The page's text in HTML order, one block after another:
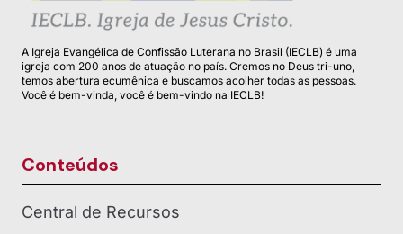
A Igreja Evangélica de Confissão Luterana no Brasil (IECLB) é uma
igreja com 200 anos de atuação no país. Cremos no Deus tri-uno,
temos abertura ecumênica e buscamos acolher todas as pessoas.
Você é bem-vinda, você é bem-vindo na IECLB!
Conteúdos
Central de Recursos